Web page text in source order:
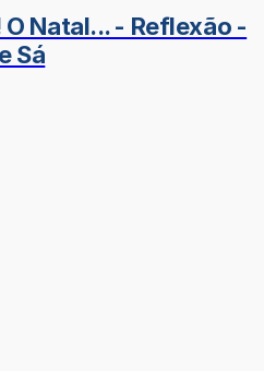
Natal... - Reflexão -
Sá